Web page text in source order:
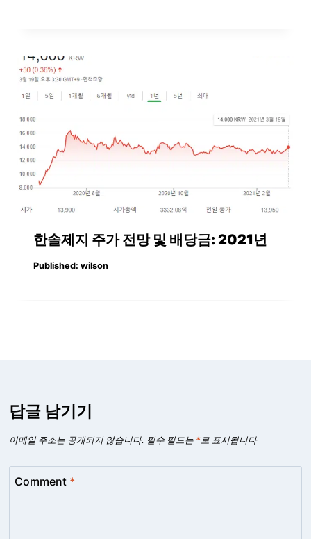
한솔제지 주가 전망 및 배당금: 2021년
Published: wilson
답글 남기기
이메일 주소는 공개되지 않습니다. 필수 필드는 * 로 표시됩니다
Comment *